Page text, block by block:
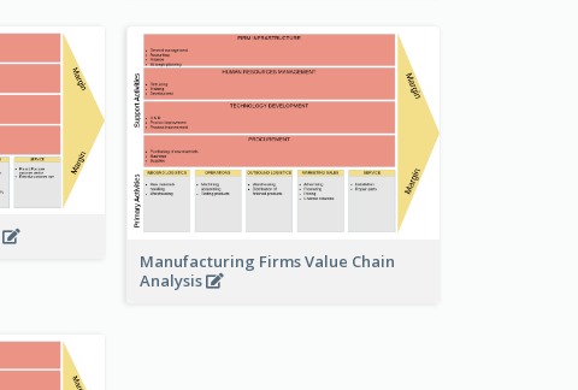
Manufacturing Firms Value Chain
Analysis